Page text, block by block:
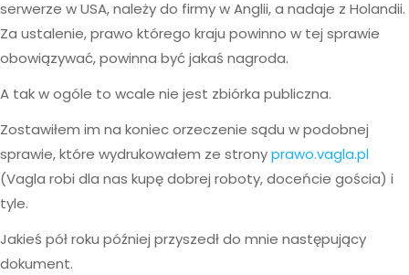
serwerze w USA, należy do firmy w Anglii, a nadaje z Holandii.
Za ustalenie, prawo którego kraju powinno w tej sprawie
obowiązywać, powinna być jakaś nagroda.
A tak w ogóle to wcale nie jest zbiórka publiczna.
Zostawiłem im na koniec orzeczenie sądu w podobnej
sprawie, które wydrukowałem ze stronyprawo.vagla.pl
(Vagla robi dla nas kupę dobrej roboty, doceńcie gościa) i
tyle.
Jakieś pół roku później przyszedł do mnie następujący
dokument.